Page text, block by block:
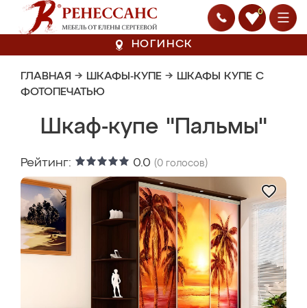
0
НОГИНСК
ГЛАВНАЯ → ШКАФЫ-КУПЕ → ШКАФЫ КУПЕ С
ФОТОПЕЧАТЬЮ
Шкаф-купе "Пальмы"
Рейтинг: 0.0 (0 голосов)